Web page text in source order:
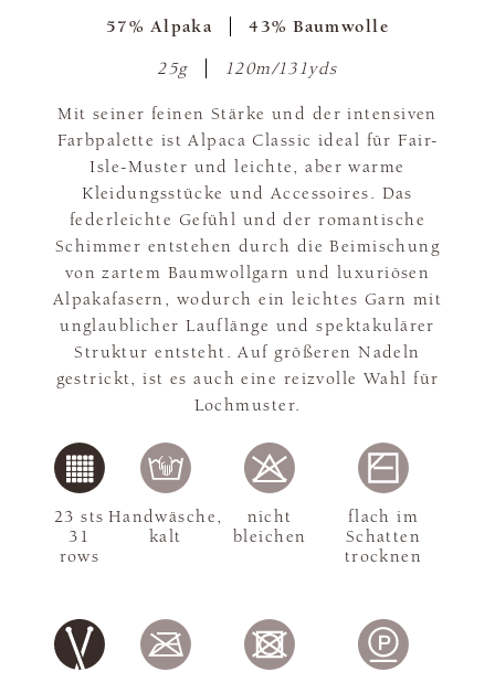
57% Alpaka 43% Baumwolle
25g 120m/131yds
Mit seiner feinen Stärke und der intensiven
Farbpalette ist Alpaca Classic ideal für Fair-
Isle-Muster und leichte, aber warme
Kleidungsstücke und Accessoires. Das
federleichte Gefühl und der romantische
Schimmer entstehen durch die Beimischung
von zartem Baumwollgarn und luxuriösen
Alpakafasern, wodurch ein leichtes Garn mit
unglaublicher Lauflänge und spektakulärer
Struktur entsteht. Auf größeren Nadeln
gestrickt, ist es auch eine reizvolle Wahl für
Lochmuster.
23 sts
31
rows
Handwäsche,
kalt
nicht
bleichen
flach im
Schatten
trocknen